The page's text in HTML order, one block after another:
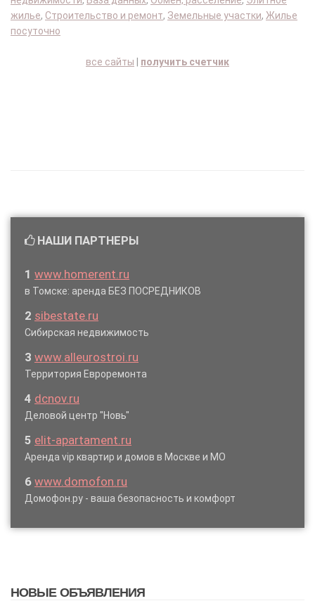
жилье, Строительство и ремонт, Земельные участки, Жилье
посуточно
все сайты получить счетчик
НАШИ ПАРТНЕРЫ
1 www.homerent.ru
в Томске: аренда БЕЗ ПОСРЕДНИКОВ
2 sibestate.ru
Сибирская недвижимость
3 www.alleurostroi.ru
Территория Евроремонта
4 dcnov.ru
Деловой центр "Новь"
5 elit-apartament.ru
Аренда vip квартир и домов в Москве и МО
6 www.domofon.ru
Домофон.ру - ваша безопасность и комфорт
НОВЫЕ ОБЪЯВЛЕНИЯ